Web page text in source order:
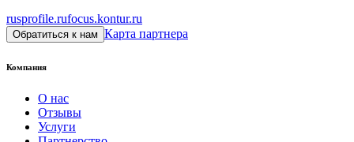
rusprofile.rufocus.kontur.ru
Обратиться к нам Карта партнера
Компания
О нас
Отзывы
Услуги